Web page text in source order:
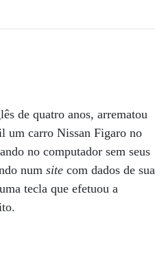
de quatro anos, arrematou
um carro Nissan Figaro no
no computador sem seus
num site com dados de sua
tecla que efetuou a